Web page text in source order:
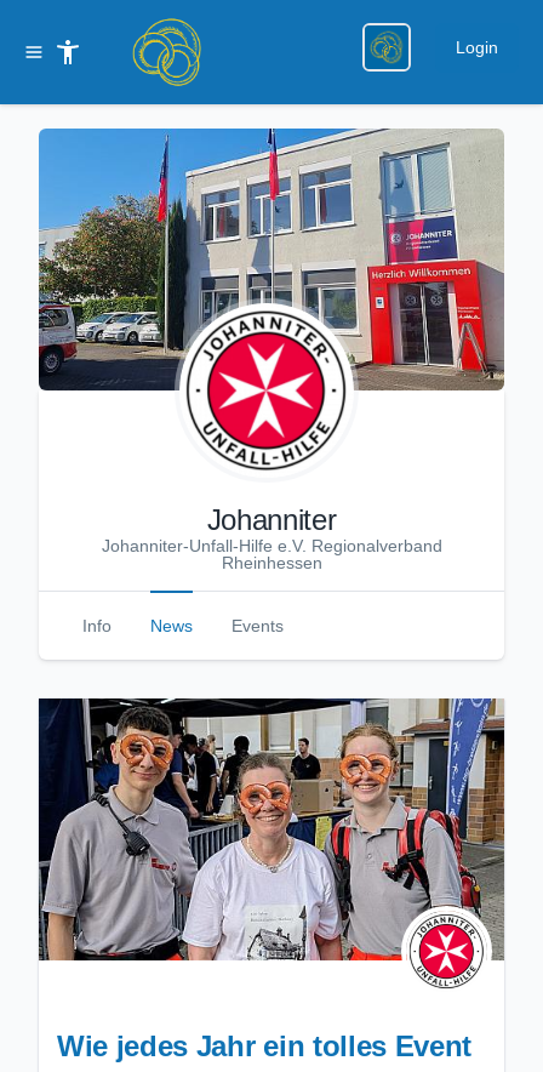
Login
Johanniter
Johanniter-Unfall-Hilfe e.V. Regionalverband
Rheinhessen
Info News Events
Wie jedes Jahr ein tolles Event